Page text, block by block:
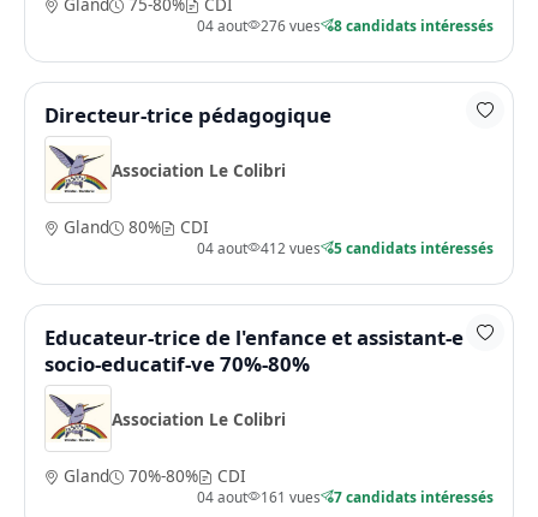
04 aout 276 vues 8 candidats intéressés
Directeur-trice pédagogique
Association Le Colibri
Gland 80% CDI
04 aout 412 vues 5 candidats intéressés
Educateur-trice de l'enfance et assistant-e
socio-educatif-ve 70%-80%
Association Le Colibri
Gland 70%-80% CDI
04 aout 161 vues 7 candidats intéressés